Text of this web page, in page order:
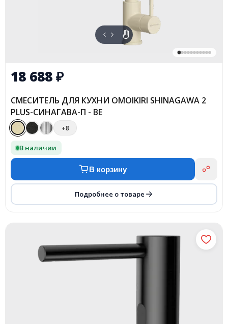
18 688₽
СМЕСИТЕЛЬ ДЛЯ КУХНИ OMOIKIRI SHINAGAWA 2
PLUS-СИНАГАВА-П - BE
+8
В наличии
В корзину
Подробнее о товаре